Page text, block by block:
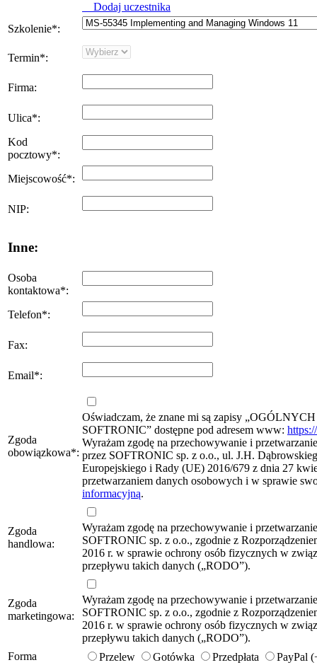
Dodaj uczestnika
Szkolenie*:
Termin*:
Firma:
Ulica*:
Kod
pocztowy*:
Miejscowość*:
NIP:
Inne:
Osoba
kontaktowa*:
Telefon*:
Fax:
Email*:
Zgoda
obowiązkowa*:
Oświadczam, że znane mi są zapisy
SOFTRONIC” dostępne pod adresem www:
Wyrażam zgodę na przechowywanie i
przez SOFTRONIC sp. z o.o., ul. J.H.
Europejskiego i Rady (UE) 2016/679 z dnia 27
przetwarzaniem danych osobowych i w sprawie
informacyjną.
Zgoda
handlowa:
Wyrażam zgodę na przechowywanie i
SOFTRONIC sp. z o.o., zgodnie z
2016 r. w sprawie ochrony osób fizycznych w
przepływu takich danych („RODO”).
Zgoda
marketingowa:
Wyrażam zgodę na przechowywanie i
SOFTRONIC sp. z o.o., zgodnie z
2016 r. w sprawie ochrony osób fizycznych w
przepływu takich danych („RODO”).
Forma
Przelew Gotówka Przedpłata PayPal